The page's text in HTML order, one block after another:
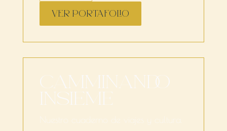
VER PORTAFOLIO
CAMMINANDO
INSIEME
Nuestro cuaderno de viajes y cultura.